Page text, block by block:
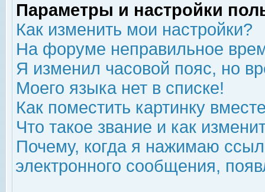
Параметры и настройки
Как изменить мои настройки?
На форуме неправильное
Я изменил часовой пояс, но
Моего языка нет в списке!
Как поместить картинку
Что такое звание и как
Почему, когда я нажимаю
электронного сообщения,